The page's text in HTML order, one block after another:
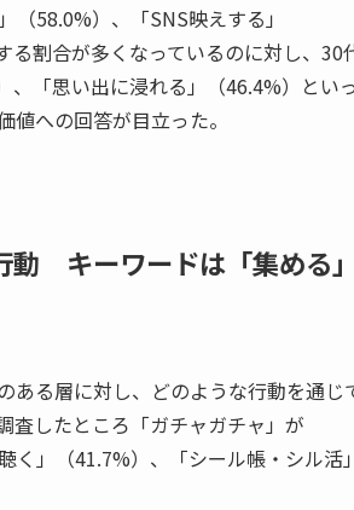
58.0%）、「SNS映えする」
る割合が多くなっているのに対し、30
、「思い出に浸れる」（46.4%）とい
への回答が目立った。
動 キーワードは「集める」
ある層に対し、どのような行動を通じ
査したところ「ガチャガチャ」が
」（41.7%）、「シール帳・シル活」